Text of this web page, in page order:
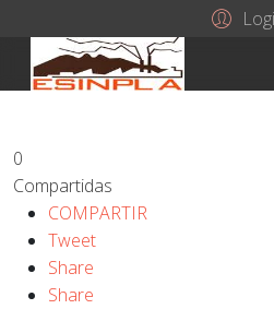
0
Compartidas
COMPARTIR
Tweet
Share
Share